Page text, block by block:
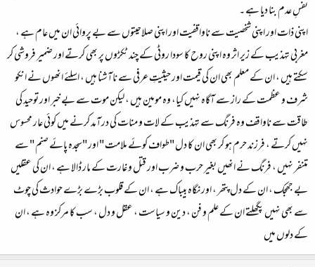
نفسِ عدم بنا دیا ہے ۔
اپنی ذات اور اپنی شخصیت سے ناواقفیت اور اپنی صلاحیتوں سے بے پروائی ان میں عام ہے ،
مغربی تہذیب کے زیر اثر وہ اپنی روح کا سودا روٹی کے چند ٹکڑوں پر بھی کرتے اور ضمیر فروشی کر
سکتے ہیں ، ان کے معلم بھی ان کی قیمت اور حیثیتِ عرفی سے ناآشنا ہیں ، اسلئے انھوں نے انکو
شرف و عظمت کے راز سے آگاہ نہیں کیا، وہ مومین ہیں ، لیکن موت سے بے خبر اور توحید کی
طاقت سے ناواقف وہ فرنگ سے تہذیب کے لات و منات کی درآمد کرنے میں کوئی عار محسوس
نہیں کرتے ، فرزند حرم ہو کر بھی ان کا دل "طواف کوئے ملامت " اور "سجدہ پائے صنم " سے
متنفر نہیں ، فرنگ نے انھیں بغیر حرب و ضرب اور قتل و غارت کے مار ڈالا ہے ، ان کی عقلیں
بے جھجک ، ان کے دل پتھر ، اور نگاہ بیباک ہے ، ان کے قلوب بڑے بڑے حوادث کی چوٹ
سے بھی نہیں پگھلتے ان کے علم و فن ، دین و سیاست ، عقل و دل ، سب کا مرکز وہ ہے ، ان
کے دلوں میں